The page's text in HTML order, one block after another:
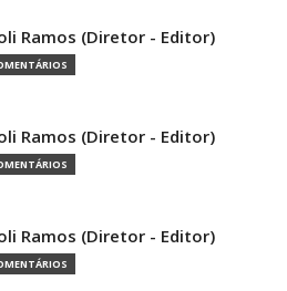
Ramos (Diretor - Editor)
Ramos (Diretor - Editor)
Ramos (Diretor - Editor)